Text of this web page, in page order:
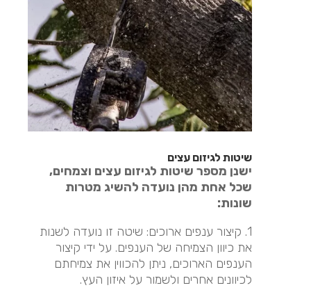
שיטות לגיזום עצים
ישנן מספר שיטות לגיזום עצים וצמחים,
שכל אחת מהן נועדה להשיג מטרות
שונות:
1. קיצור ענפים ארוכים: שיטה זו נועדה לשנות
את כיוון הצמיחה של הענפים. על ידי קיצור
הענפים הארוכים, ניתן להכווין את צמיחתם
לכיוונים אחרים ולשמור על איזון העץ.